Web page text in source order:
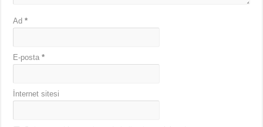
Ad*
E-posta*
İnternet sitesi